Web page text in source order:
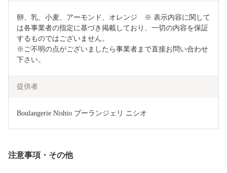
卵、乳、小麦、アーモンド、オレンジ　※ 表示内容に関して
は各事業者の指定に基づき掲載しており、一切の内容を保証
するものではございません。
※ご不明の点がございましたら事業者まで直接お問い合わせ
下さい。
提供者
Boulangerie Nishio ブーランジェリ ニシオ
注意事項・その他